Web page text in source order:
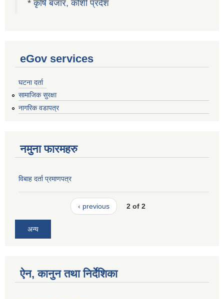
*कृषि बजार, कोशी प्रदेश
eGov services
घटना दर्ता
सामाजिक सुरक्षा
नागरिक वडापत्र
नमुना फारमहरु
विबाह दर्ता प्रमाणपत्र
‹ previous 2 of 2
अन्य
ऐन, कानुन तथा निर्देशिका